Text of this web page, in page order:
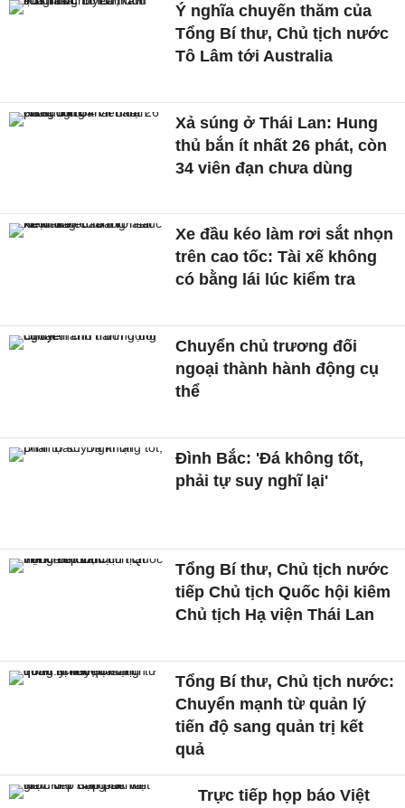
Ý nghĩa chuyến thăm của
Tổng Bí thư, Chủ tịch nước
Tô Lâm tới Australia
Xả súng ở Thái Lan: Hung
thủ bắn ít nhất 26 phát, còn
34 viên đạn chưa dùng
Xe đầu kéo làm rơi sắt nhọn
trên cao tốc: Tài xế không
có bằng lái lúc kiểm tra
Chuyển chủ trương đối
ngoại thành hành động cụ
thể
Đình Bắc: 'Đá không tốt,
phải tự suy nghĩ lại'
Tổng Bí thư, Chủ tịch nước
tiếp Chủ tịch Quốc hội kiêm
Chủ tịch Hạ viện Thái Lan
Tổng Bí thư, Chủ tịch nước:
Chuyển mạnh từ quản lý
tiến độ sang quản trị kết
quả
Trực tiếp họp báo Việt